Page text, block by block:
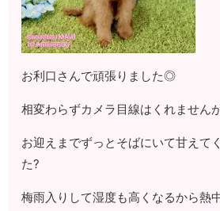
お利口さんで頑張りました◎
相変わらずカメラ目線はくれません
お迎えまでずっとそばにいて甘えて
た?
梅雨入りして湿度も高くなるから熱